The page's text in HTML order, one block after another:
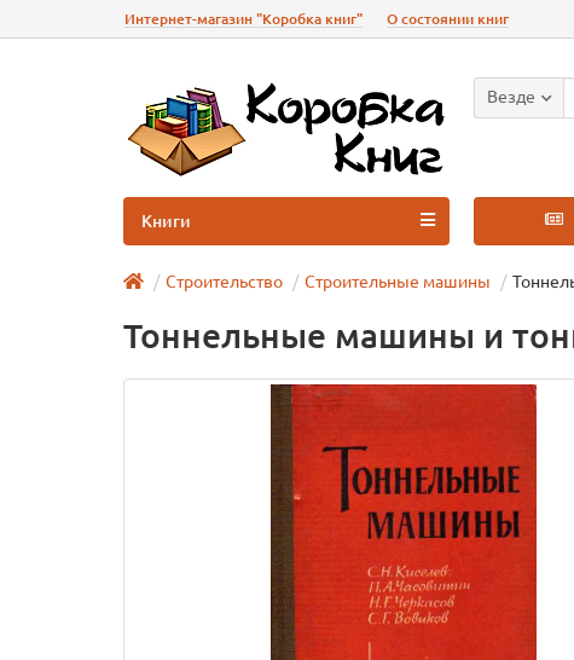
Интернет-магазин "Коробка книг" О состоянии книг
Везде
Книги
Строительство Строительные машины
Тоннельные машины и